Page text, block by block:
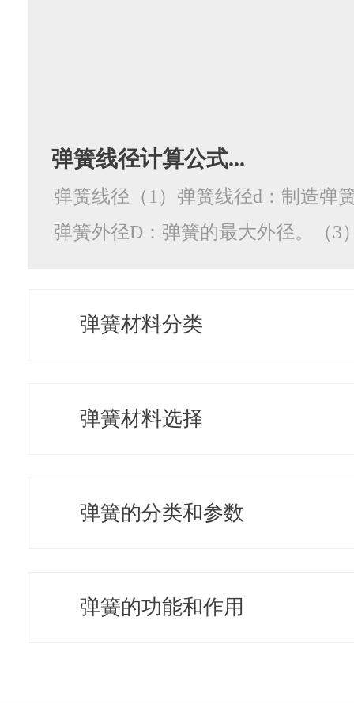
弹簧线径计算公式...
弹簧线径（1）弹簧线径d：制造弹
弹簧外径D：弹簧的最大外径。（3
弹簧材料分类
弹簧材料选择
弹簧的分类和参数
弹簧的功能和作用